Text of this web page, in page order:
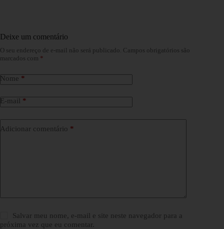
Deixe um comentário
O seu endereço de e-mail não será publicado. Campos obrigatórios são
marcados com *
Nome *
E-mail *
Adicionar comentário *
Salvar meu nome, e-mail e site neste navegador para a
próxima vez que eu comentar.